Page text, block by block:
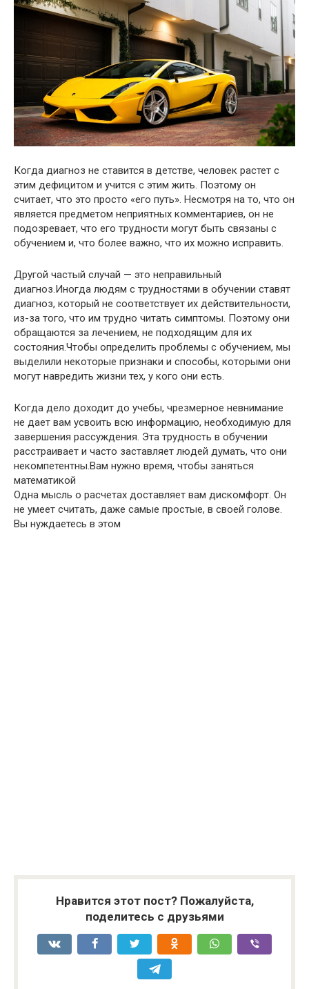
Когда диагноз не ставится в детстве, человек растет с
этим дефицитом и учится с этим жить. Поэтому он
считает, что это просто «его путь». Несмотря на то, что он
является предметом неприятных комментариев, он не
подозревает, что его трудности могут быть связаны с
обучением и, что более важно, что их можно исправить.
Другой частый случай — это неправильный
диагноз.Иногда людям с трудностями в обучении ставят
диагноз, который не соответствует их действительности,
из-за того, что им трудно читать симптомы. Поэтому они
обращаются за лечением, не подходящим для их
состояния.Чтобы определить проблемы с обучением, мы
выделили некоторые признаки и способы, которыми они
могут навредить жизни тех, у кого они есть.
Когда дело доходит до учебы, чрезмерное невнимание
не дает вам усвоить всю информацию, необходимую для
завершения рассуждения. Эта трудность в обучении
расстраивает и часто заставляет людей думать, что они
некомпетентны.Вам нужно время, чтобы заняться
математикой
Одна мысль о расчетах доставляет вам дискомфорт. Он
не умеет считать, даже самые простые, в своей голове.
Вы нуждаетесь в этом
Нравится этот пост? Пожалуйста,
поделитесь с друзьями